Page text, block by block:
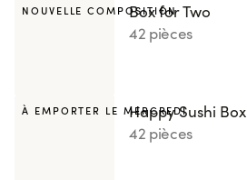
NOUVELLE COMPOSITION
Box for Two
42 pièces
À EMPORTER LE MERCREDIHappy Sushi Box
42 pièces